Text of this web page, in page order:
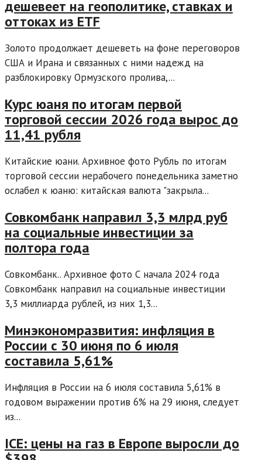
дешевеет на геополитике, ставках и
оттоках из ETF
Золото продолжает дешеветь на фоне переговоров
США и Ирана и связанных с ними надежд на
разблокировку Ормузского пролива,...
Курс юаня по итогам первой
торговой сессии 2026 года вырос до
11,41 рубля
Китайские юани. Архивное фото Рубль по итогам
торговой сессии нерабочего понедельника заметно
ослабел к юаню: китайская валюта "закрыла...
Совкомбанк направил 3,3 млрд руб
на социальные инвестиции за
полтора года
Совкомбанк.. Архивное фото С начала 2024 года
Совкомбанк направил на социальные инвестиции
3,3 миллиарда рублей, из них 1,3...
Минэкономразвития: инфляция в
России с 30 июня по 6 июля
составила 5,61%
Инфляция в России на 6 июля составила 5,61% в
годовом выражении против 6% на 29 июня, следует
из...
ICE: цены на газ в Европе выросли до